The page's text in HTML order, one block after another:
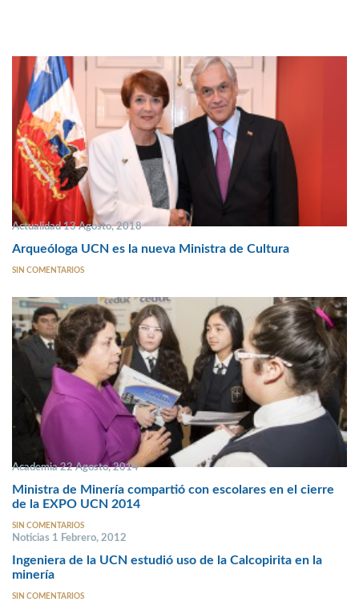
Actualidad 13 Agosto, 2018
Arqueóloga UCN es la nueva Ministra de Cultura
SIN COMENTARIOS
Academia 22 Agosto, 2014
Ministra de Minería compartió con escolares en el cierre
de la EXPO UCN 2014
SIN COMENTARIOS
Noticias 1 Febrero, 2012
Ingeniera de la UCN estudió uso de la Calcopirita en la
minería
SIN COMENTARIOS